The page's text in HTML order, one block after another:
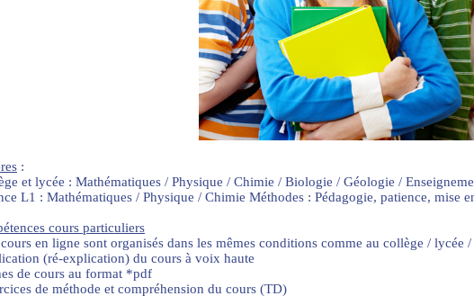
:
et lycée : Mathématiques / Physique / Chimie / Biologie / Géologie /
L1 : Mathématiques / Physique / Chimie Méthodes : Pédagogie, patience, mise
cours particuliers
en ligne sont organisés dans les mêmes conditions comme au collège / lycée
(ré-explication) du cours à voix haute
de cours au format *pdf
de méthode et compréhension du cours (TD)